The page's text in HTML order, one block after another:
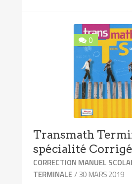
0
Transmath
spécialité Corrigé
CORRECTION MANUEL
TERMINALE/ 30 MARS 2019